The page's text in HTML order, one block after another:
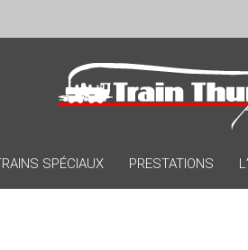
SPÉCIAUX PRESTATIONS